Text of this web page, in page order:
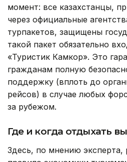
момент: все казахстанцы,
через официальные
турпакетов, защищены
такой пакет обязательно
«Туристик Камкор». Это
гражданам полную
поддержку (вплоть до
рейсов) в случае любых
за рубежом.
Где и когда отдыхать
Здесь, по мнению эксперта,